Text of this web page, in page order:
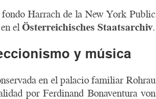
Harrach de la New York Public
en elÖsterreichisches Staatsarchiv.
y música
en el palacio familiar Rohrau
por Ferdinand Bonaventura von